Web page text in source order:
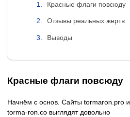
Красные флаги повсюду
Отзывы реальных жертв
Выводы
Красные флаги повсюду
Начнём с основ. Сайты tormaron.pro и
torma-ron.co выглядят довольно